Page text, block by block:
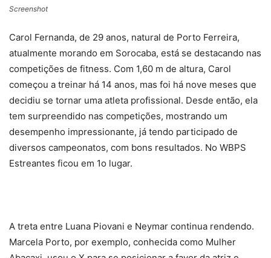
Screenshot
Carol Fernanda, de 29 anos, natural de Porto Ferreira,
atualmente morando em Sorocaba, está se destacando nas
competições de fitness. Com 1,60 m de altura, Carol
começou a treinar há 14 anos, mas foi há nove meses que
decidiu se tornar uma atleta profissional. Desde então, ela
tem surpreendido nas competições, mostrando um
desempenho impressionante, já tendo participado de
diversos campeonatos, com bons resultados. No WBPS
Estreantes ficou em 1o lugar.
A treta entre Luana Piovani e Neymar continua rendendo.
Marcela Porto, por exemplo, conhecida como Mulher